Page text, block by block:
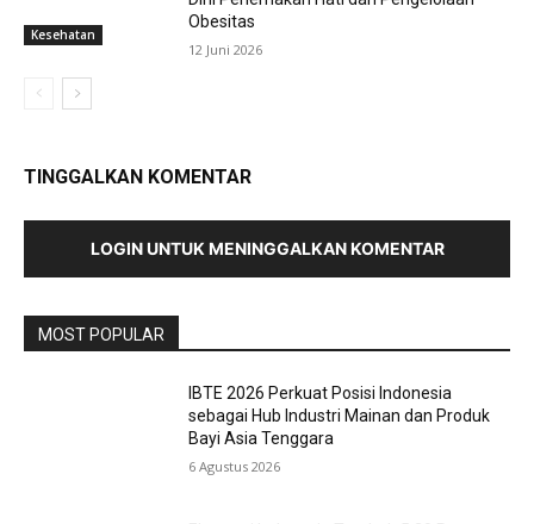
Kesehatan
Obesitas
12 Juni 2026
TINGGALKAN KOMENTAR
LOGIN UNTUK MENINGGALKAN KOMENTAR
MOST POPULAR
IBTE 2026 Perkuat Posisi Indonesia
sebagai Hub Industri Mainan dan Produk
Bayi Asia Tenggara
6 Agustus 2026